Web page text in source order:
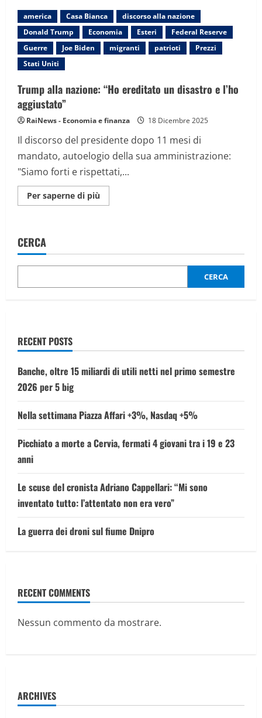
Bowl.
Seattle
Seahawks
battono
New
England
di
Bad
terribile
america Casa Bianca
discorso alla nazione
Donald Trump
Economia Esteri
Federal Reserve
Guerre
Joe Biden migranti patrioti
Prezzi
Stati Uniti
Trump alla nazione: “Ho ereditato un disastro e l’ho
aggiustato”
RaiNews - Economia e finanza 18 Dicembre 2025
Il discorso del presidente dopo 11 mesi di
mandato, autoelogio della sua amministrazione:
"Siamo forti e rispettati,...
Per saperne di più
informazioni
ereditato
disastro
l’ho
CERCA
CERCA
RECENT POSTS
Banche, oltre 15 miliardi di utili netti nel primo semestre
2026 per 5 big
Nella settimana Piazza Affari +3%, Nasdaq +5%
Picchiato a morte a Cervia, fermati 4 giovani tra i 19 e 23
anni
Le scuse del cronista Adriano Cappellari: “Mi sono
inventato tutto: l’attentato non era vero”
La guerra dei droni sul fiume Dnipro
RECENT COMMENTS
Nessun commento da mostrare.
ARCHIVES